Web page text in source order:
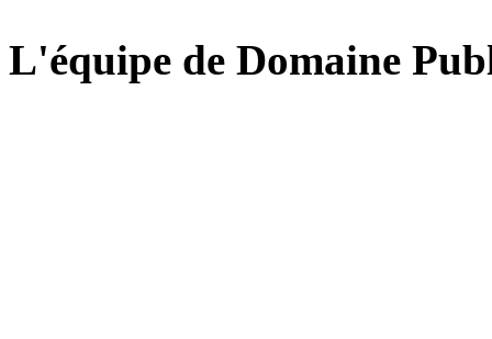
L'équipe de Domaine